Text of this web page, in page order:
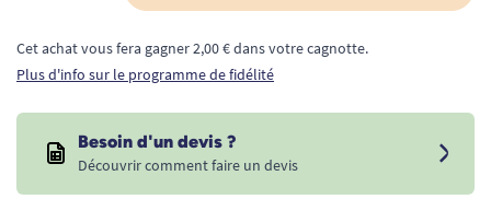
Cet achat vous fera gagner 2,00 € dans votre cagnotte.
Plus d'info sur le programme de fidélité
Besoin d'un devis ?
Découvrir comment faire un devis